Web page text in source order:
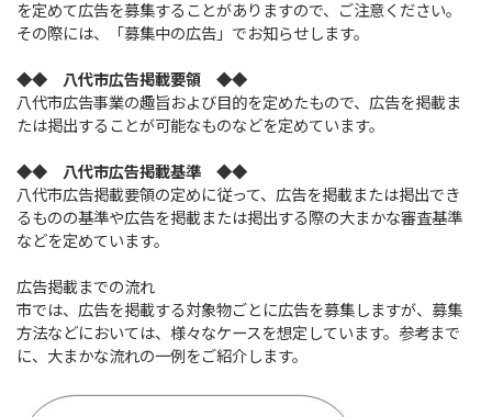
を定めて広告を募集することがありますので、ご注意ください。
その際には、「募集中の広告」でお知らせします。
◆◆ 八代市広告掲載要領 ◆◆
八代市広告事業の趣旨および目的を定めたもので、広告を掲載ま
たは掲出することが可能なものなどを定めています。
◆◆ 八代市広告掲載基準 ◆◆
八代市広告掲載要領の定めに従って、広告を掲載または掲出でき
るものの基準や広告を掲載または掲出する際の大まかな審査基準
などを定めています。
広告掲載までの流れ
市では、広告を掲載する対象物ごとに広告を募集しますが、募集
方法などにおいては、様々なケースを想定しています。参考まで
に、大まかな流れの一例をご紹介します。